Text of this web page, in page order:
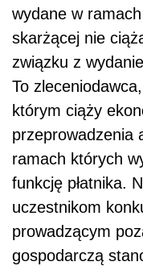
wydane w
skarżącej nie
związku z
To
którym ciąży
przeprowadzenia
ramach których
funkcję płatnika.
uczestnikom
prowadzącym
gospodarczą